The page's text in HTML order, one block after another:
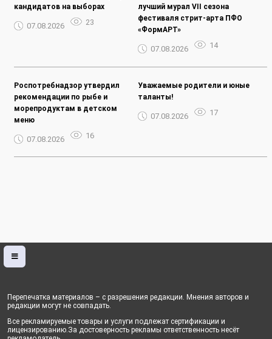
кандидатов на выборах
07.08.2026 23
лучший мурал VII сезона
фестиваля стрит-арта ПФО
«ФормАРТ»
07.08.2026 14
Роспотребнадзор утвердил
рекомендации по рыбе и
морепродуктам в детском
меню
07.08.2026 16
Уважаемые родители и юные
таланты!
07.08.2026 17
Перепечатка материалов – с разрешения редакции. Мнения авторов и
редакции могут не совпадать.
Все рекламируемые товары и услуги подлежат сертификации и
лицензированию.За достоверность рекламы ответственность несёт